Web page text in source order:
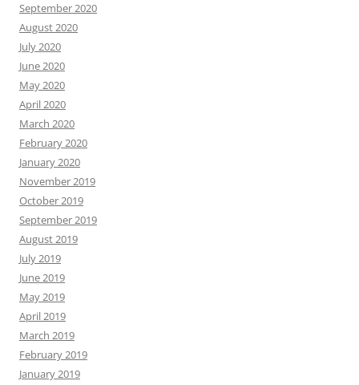
September 2020
August 2020
July 2020
June 2020
May 2020
April 2020
March 2020
February 2020
January 2020
November 2019
October 2019
September 2019
August 2019
July 2019
June 2019
May 2019
April 2019
March 2019
February 2019
January 2019